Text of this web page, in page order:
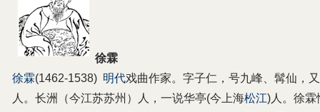
徐霖
徐霖(1462-1538) 明代戏曲作家。字子仁，号九峰、髯仙，
人。长洲（今江苏苏州）人，一说华亭(今上海松江)人。徐霖